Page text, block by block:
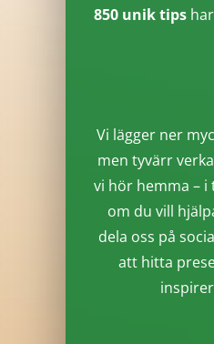
850 unik tips
Vi lägger ner
men tyvärr
vi hör hemma –
om du vill
dela oss på
att hitta